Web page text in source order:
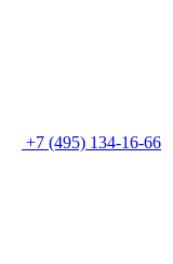
+7 (495) 134-16-66